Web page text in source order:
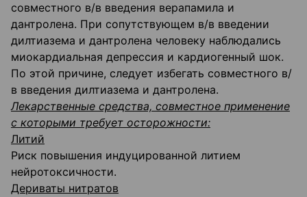
совместного в/в введения верапамила и
дантролена. При сопутствующем в/в введении
дилтиазема и дантролена человеку наблюдались
миокардиальная депрессия и кардиогенный шок.
По этой причине, следует избегать совместного в/
в введения дилтиазема и дантролена.
Лекарственные средства, совместное применение
с которыми требует осторожности:
Литий
Риск повышения индуцированной литием
нейротоксичности.
Дериваты нитратов